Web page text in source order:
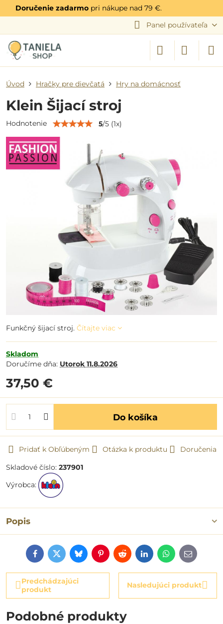
Doručenie zadarmo pri nákupe nad 79 €.
Panel používateľa
Úvod Hračky pre dievčatá Hry na domácnosť
Klein Šijací stroj
Hodnotenie 5/5 (1x)
Funkčný šijací stroj. Čítajte viac
Skladom
Doručíme dňa: Utorok 11.8.2026
37,50 €
Do košíka
Pridať k Obľúbeným Otázka k produktu
Doručenia
Skladové číslo: 237901
Výrobca:
Popis
FacebookTwitterBlueskyPinterestRedditLinkedInWhatsApp
E-
mail
Predchádzajúci
produkt
Nasledujúci produkt
Podobné produkty